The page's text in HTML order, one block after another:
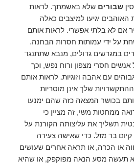
שבורים שלא באשמתך. לראות
יגיעו למיצבים כאלה
אם לא בלתי אפשרי. לראות אותם
על ידי עמותות חסרות הבחנה.
במגרשים גדולים, מנבא שתתנגד
חסרי מצפון ורוח נפש, וכך
עם אהבה וזוגיות. לראות אותם
שלך אינן מוסריות
בכושר המצאה כזה שהם ימנעו
ממחטות משי, זה מציין כי
תשליך את עליצותה הקורנת על
בר מזל. כדי שאישה צעירה
או הכרה, או תראה אחרים שעושים
תעשה מסע הנאה מפוקפק, או שהיא